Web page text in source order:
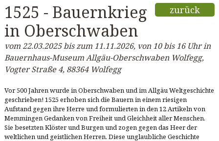
zurück
1525 - Bauernkrieg
in Oberschwaben
vom 22.03.2025 bis zum 11.11.2026, von 10 bis 16 Uhr in
Bauernhaus-Museum Allgäu-Oberschwaben Wolfegg,
Vogter Straße 4, 88364 Wolfegg
Vor 500 Jahren wurde in Oberschwaben und im Allgäu Weltgeschichte
geschrieben! 1525 erhoben sich die Bauern in einem riesigen
Aufstand gegen ihre Herre und formulierten in den 12 Artikeln von
Memmingen Gedanken von Freiheit und Gleichheit aller Menschen.
Sie besetzten Klöster und Burgen und zogen gegen das Heer der
weltlichen und geistlichen Herren. Diese unglaubliche Geschichte